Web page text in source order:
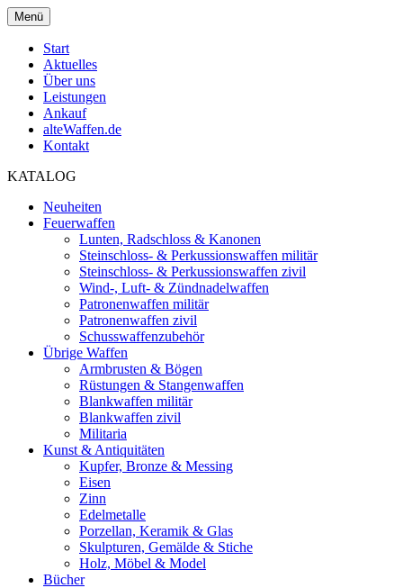
Menü
Start
Aktuelles
Über uns
Leistungen
Ankauf
alteWaffen.de
Kontakt
KATALOG
Neuheiten
Feuerwaffen
Lunten, Radschloss & Kanonen
Steinschloss- & Perkussionswaffen militär
Steinschloss- & Perkussionswaffen zivil
Wind-, Luft- & Zündnadelwaffen
Patronenwaffen militär
Patronenwaffen zivil
Schusswaffenzubehör
Übrige Waffen
Armbrusten & Bögen
Rüstungen & Stangenwaffen
Blankwaffen militär
Blankwaffen zivil
Militaria
Kunst & Antiquitäten
Kupfer, Bronze & Messing
Eisen
Zinn
Edelmetalle
Porzellan, Keramik & Glas
Skulpturen, Gemälde & Stiche
Holz, Möbel & Model
Bücher